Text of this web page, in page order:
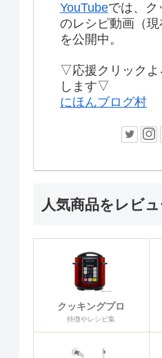
YouTubeでは、ク
のレシピ動画（現
を公開中。
▽応援クリックよ
します▽
にほんブログ村
人気商品をレビ
クッキングプロ
特徴やレシピ集